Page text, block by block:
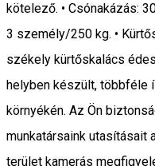
kötelező. • Csónakázás:
3 személy/250 kg. •
székely kürtőskalács
helyben készült, többféle
környékén. Az Ön
munkatársaink utasításait
terület kamerás